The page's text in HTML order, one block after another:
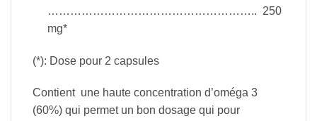
……………………………………………….. 250
mg*
(*): Dose pour 2 capsules
Contient une haute concentration d’oméga 3
(60%) qui permet un bon dosage qui pour